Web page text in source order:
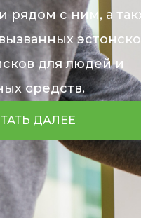
рядом с ним, а
для людей и
средств.
ДАЛЕЕ